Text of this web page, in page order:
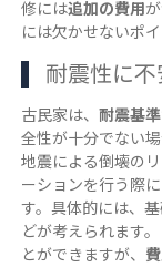
修には追加の費用
には欠かせないポイ
耐震性に
古民家は、 耐震基
全性が十分でない
地震による倒壊の
ーションを行う際に
す。具体的には、
どが考えられます。
とができますが、